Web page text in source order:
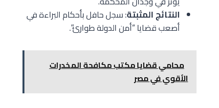
النتائج المثبتة: سجل حافل بأحكام البراءة في
أصعب قضايا “أمن الدولة طوارئ”.
محامي قضايا مكتب مكافحة المخدرات
الأقوي في مصر